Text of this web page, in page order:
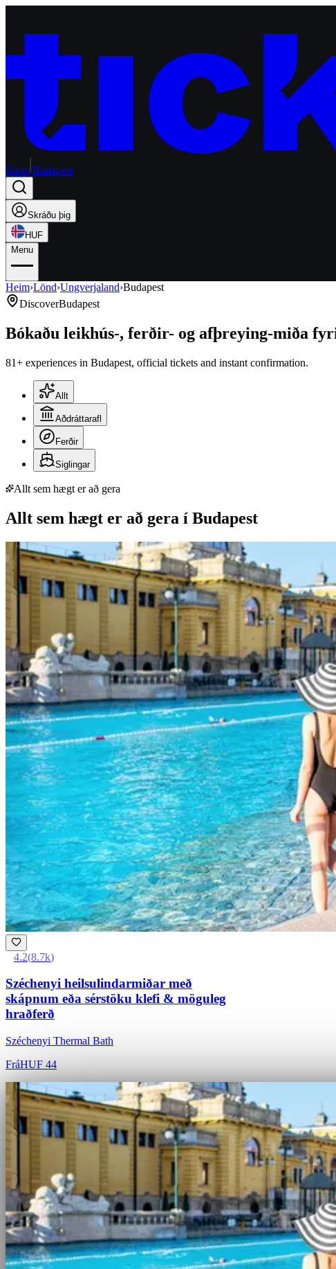
Heim Budapest
Skráðu þig
HUF
Menu
Heim›Lönd›Ungverjaland›Budapest
DiscoverBudapest
Bókaðu leikhús-, ferðir- og afþreying-miða
81+ experiences in Budapest, official tickets and instant confirmation.
Allt
Aðdráttarafl
Ferðir
Siglingar
Allt sem hægt er að gera
Allt sem hægt er að gera í Budapest
4.2(8.7k)
Széchenyi heilsulindarmiðar með
skápnum eða sérstöku klefi & möguleg
hraðferð
Széchenyi Thermal Bath
FráHUF 44